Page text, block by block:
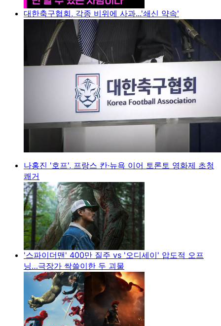
대한축구협회, 각종 비위에 사과...'쇄신 약속'
나홍진 '호프', 프랑스 칸·뉴욕 이어 토론토 영화제 초청
쾌거
'스파이더맨' 400만 질주 vs '오디세이' 압도적 오프
닝…극장가 싹쓸이한 두 괴물